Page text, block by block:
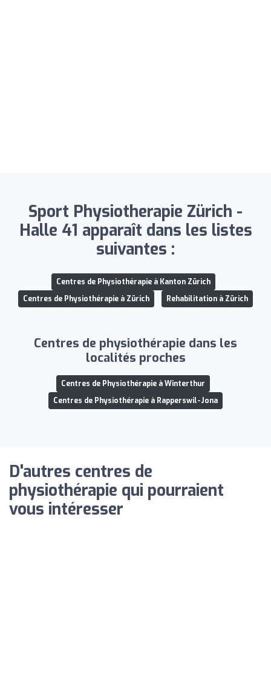
Sport Physiotherapie Zürich -
Halle 41 apparaît dans les listes
suivantes :
Centres de Physiothérapie à Kanton Zürich
Centres de Physiothérapie à Zürich
Rehabilitation à Zürich
Centres de physiothérapie dans les
localités proches
Centres de Physiothérapie à Winterthur
Centres de Physiothérapie à Rapperswil-Jona
D'autres centres de
physiothérapie qui pourraient
vous intéresser